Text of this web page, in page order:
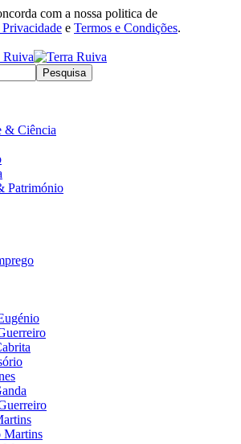
com a nossa politica de
e Termos e Condições.
& Ciência
Património
Martins